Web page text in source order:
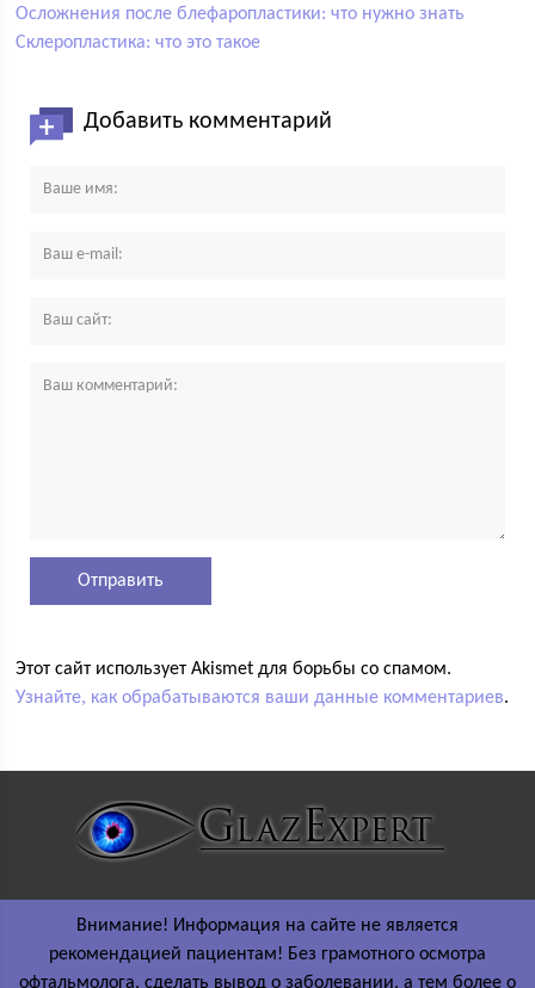
Осложнения после блефаропластики: что нужно знать
Склеропластика: что это такое
Добавить комментарий
Этот сайт использует Akismet для борьбы со спамом.
Узнайте, как обрабатываются ваши данные комментариев.
Внимание! Информация на сайте не является
рекомендацией пациентам! Без грамотного осмотра
офтальмолога, сделать вывод о заболевании, а тем более о